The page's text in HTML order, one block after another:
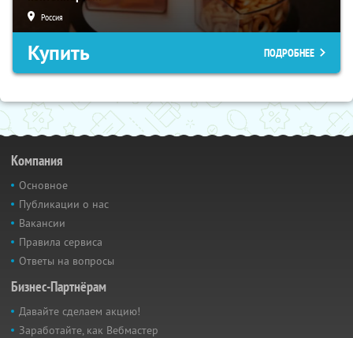
Россия
Купить ПОДРОБНЕЕ
Компания
Основное
Публикации о нас
Вакансии
Правила сервиса
Ответы на вопросы
Бизнес-Партнёрам
Давайте сделаем акцию!
Заработайте, как Вебмастер